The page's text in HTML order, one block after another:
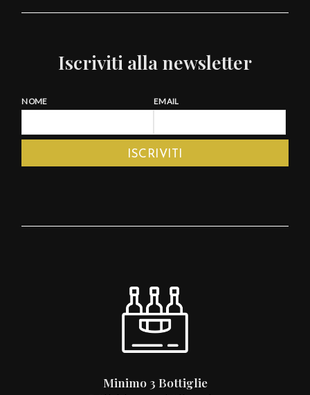
Iscriviti alla newsletter
NOME EMAIL
Minimo 3 Bottiglie